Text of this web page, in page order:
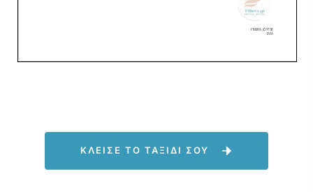
ΚΛΕΙΣΕ ΤΟ ΤΑΞΙΔΙ ΣΟΥ